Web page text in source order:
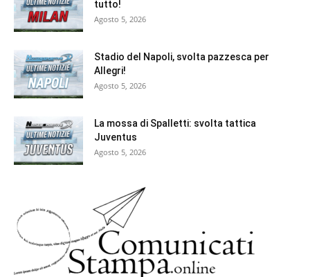
tutto!
Agosto 5, 2026
Stadio del Napoli, svolta pazzesca per
Allegri!
Agosto 5, 2026
La mossa di Spalletti: svolta tattica
Juventus
Agosto 5, 2026